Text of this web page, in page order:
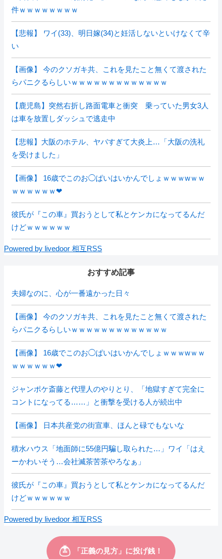
件ｗｗｗｗｗｗｗｗ
【悲報】 ワイ(33)、明日嫁(34)と妊活しないといけなくて辛
い
【画像】 今のクソガキ共、これを見たこと無くて渡された
らパニクるらしいｗｗｗｗｗｗｗｗｗｗｗｗｗ
【鹿児島】突然右折し路面電車と衝突 乗っていた男女3人
は車を放置しダッシュで逃走中
【悲報】大阪のホテル、ヤバすぎて大炎上…「大阪の洗礼
を受けました」
【画像】 16歳でこのお◯ぱいはいかんでしょｗｗｗwｗｗ
ｗｗｗｗｗｗ❤
彼氏が『この車』買おうとして私とケンカになってるんだ
けどｗｗｗｗｗｗ
Powered by livedoor 相互RSS
おすすめ記事
夫婦なのに、心が一番遠かった日々
【画像】 今のクソガキ共、これを見たこと無くて渡された
らパニクるらしいｗｗｗｗｗｗｗｗｗｗｗｗｗ
【画像】 16歳でこのお◯ぱいはいかんでしょｗｗｗwｗｗ
ｗｗｗｗｗｗ❤
ジャンポケ斎藤と代理人のやりとり、「地獄すぎて完全に
コントになってる……」と衝撃を受ける人が続出中
【画像】 日本共産党の街宣車、ほんと碌でもないな
積水ハウス「地面師に55億円騙し取られた…」ワイ「はえ
ーかわいそう…会社滅茶苦茶やろなぁ」
彼氏が『この車』買おうとして私とケンカになってるんだ
けどｗｗｗｗｗｗ
Powered by livedoor 相互RSS